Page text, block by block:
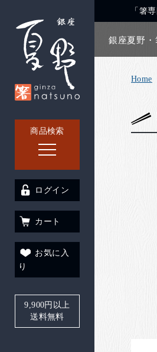
商品検索
「箸
銀座夏野・
ログイン
カート
お気に入
り
9,900円以上
送料無料
Home